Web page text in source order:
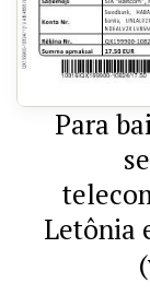
Para
Letônia